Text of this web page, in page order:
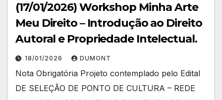
(17/01/2026) Workshop Minha Arte
Meu Direito – Introdução ao Direito
Autoral e Propriedade Intelectual.
18/01/2026 DUMONT
Nota Obrigatória Projeto contemplado pelo Edital
DE SELEÇÃO DE PONTO DE CULTURA – REDE